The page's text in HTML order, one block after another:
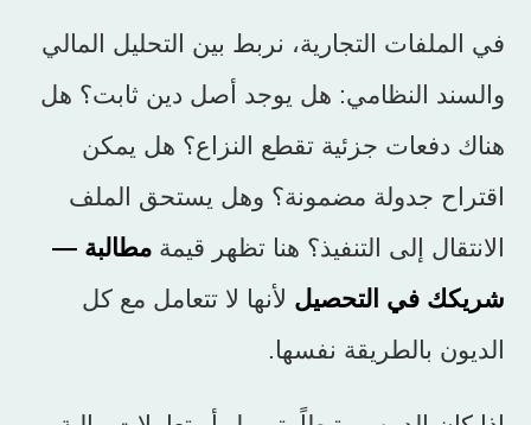
في الملفات التجارية، نربط بين التحليل المالي
والسند النظامي: هل يوجد أصل دين ثابت؟ هل
هناك دفعات جزئية تقطع النزاع؟ هل يمكن
اقتراح جدولة مضمونة؟ وهل يستحق الملف
الانتقال إلى التنفيذ؟ هنا تظهر قيمةمطالبة —
شريكك في التحصيل لأنها لا تتعامل مع كل
الديون بالطريقة نفسها.